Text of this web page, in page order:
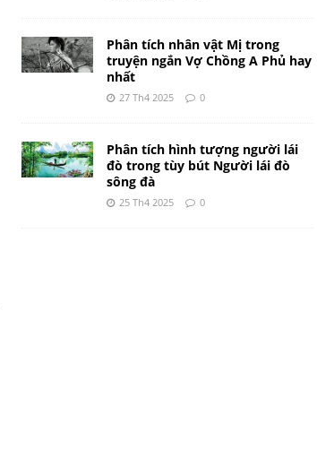
Phân tích nhân vật Mị trong
truyện ngắn Vợ Chồng A Phủ hay
nhất
27 Th4 2025 0
Phân tích hình tượng người lái
đò trong tùy bút Người lái đò
sông đà
25 Th4 2025 0